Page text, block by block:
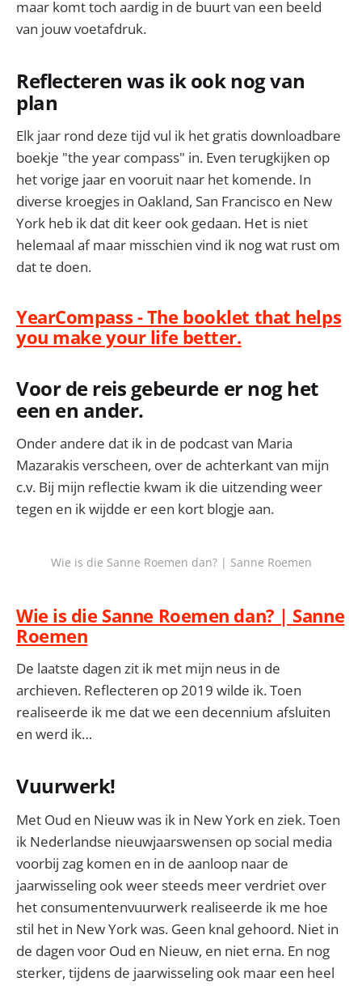
maar komt toch aardig in de buurt van een beeld
van jouw voetafdruk.
Reflecteren was ik ook nog van
plan
Elk jaar rond deze tijd vul ik het gratis downloadbare
boekje "the year compass" in. Even terugkijken op
het vorige jaar en vooruit naar het komende. In
diverse kroegjes in Oakland, San Francisco en New
York heb ik dat dit keer ook gedaan. Het is niet
helemaal af maar misschien vind ik nog wat rust om
dat te doen.
YearCompass - The booklet that helps
you make your life better.
Voor de reis gebeurde er nog het
een en ander.
Onder andere dat ik in de podcast van Maria
Mazarakis verscheen, over de achterkant van mijn
c.v. Bij mijn reflectie kwam ik die uitzending weer
tegen en ik wijdde er een kort blogje aan.
Wie is die Sanne Roemen dan? | Sanne Roemen
Wie is die Sanne Roemen dan? | Sanne
Roemen
De laatste dagen zit ik met mijn neus in de
archieven. Reflecteren op 2019 wilde ik. Toen
realiseerde ik me dat we een decennium afsluiten
en werd ik…
Vuurwerk!
Met Oud en Nieuw was ik in New York en ziek. Toen
ik Nederlandse nieuwjaarswensen op social media
voorbij zag komen en in de aanloop naar de
jaarwisseling ook weer steeds meer verdriet over
het consumentenvuurwerk realiseerde ik me hoe
stil het in New York was. Geen knal gehoord. Niet in
de dagen voor Oud en Nieuw, en niet erna. En nog
sterker, tijdens de jaarwisseling ook maar een heel